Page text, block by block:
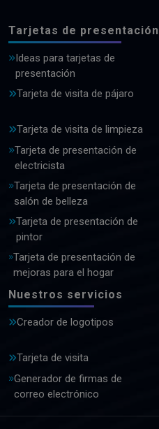
Tarjetas de presentación
Ideas para tarjetas de
presentación
Tarjeta de visita de pájaro
Tarjeta de visita de limpieza
Tarjeta de presentación de
electricista
Tarjeta de presentación de
salón de belleza
Tarjeta de presentación de
pintor
Tarjeta de presentación de
mejoras para el hogar
Nuestros servicios
Creador de logotipos
Tarjeta de visita
Generador de firmas de
correo electrónico